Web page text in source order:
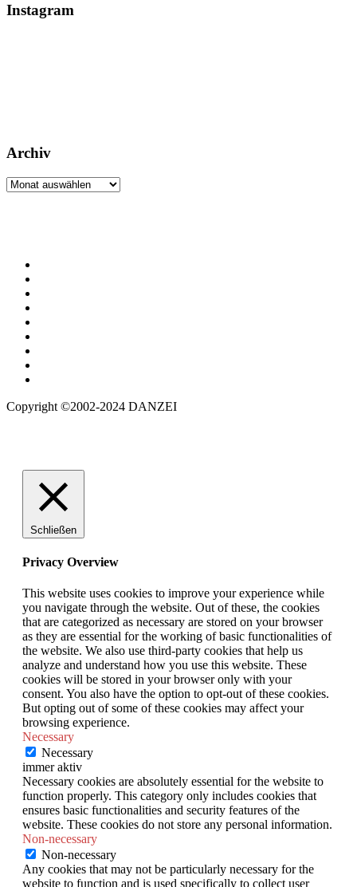
Instagram
Archiv
Archiv
Copyright ©2002-2024 DANZEI
Schließen
Privacy Overview
This website uses cookies to improve your experience while
you navigate through the website. Out of these, the cookies
that are categorized as necessary are stored on your browser
as they are essential for the working of basic functionalities of
the website. We also use third-party cookies that help us
analyze and understand how you use this website. These
cookies will be stored in your browser only with your
consent. You also have the option to opt-out of these cookies.
But opting out of some of these cookies may affect your
browsing experience.
Necessary
Necessary
immer aktiv
Necessary cookies are absolutely essential for the website to
function properly. This category only includes cookies that
ensures basic functionalities and security features of the
website. These cookies do not store any personal information.
Non-necessary
Non-necessary
Any cookies that may not be particularly necessary for the
website to function and is used specifically to collect user